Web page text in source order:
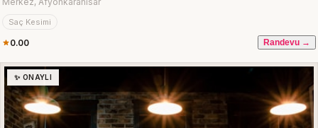
Saç Kesimi
0.00 Randevu →
✨ ONAYLI